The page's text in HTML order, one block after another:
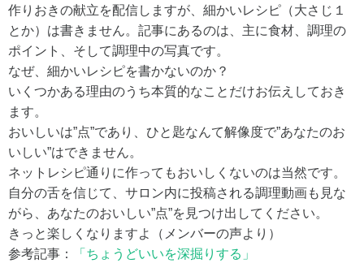
作りおきの献立を配信しますが、細かいレシピ（大さじ１
とか）は書きません。記事にあるのは、主に食材、調理の
ポイント、そして調理中の写真です。
なぜ、細かいレシピを書かないのか？
いくつかある理由のうち本質的なことだけお伝えしておき
ます。
おいしいは”点”であり、ひと匙なんて解像度で”あなたのお
いしい”はできません。
ネットレシピ通りに作ってもおいしくないのは当然です。
自分の舌を信じて、サロン内に投稿される調理動画も見な
がら、あなたのおいしい”点”を見つけ出してください。
きっと楽しくなりますよ（メンバーの声より）
参考記事：
「ちょうどいいを深掘りする」